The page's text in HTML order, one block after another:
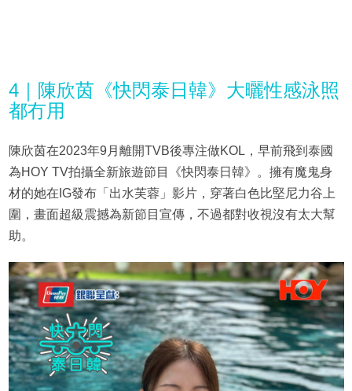
4｜陳欣茵《快閃泰日韓》大曬性感泳照
都冇用
陳欣茵在2023年9月離開TVB後專注做KOL，早前飛到泰國
為HOY TV拍攝全新旅遊節目《快閃泰日韓》。擁有魔鬼身
材的她在IG發布「出水芙蓉」影片，穿著白色比堅尼力谷上
圍，畫面超級震撼為新節目宣傳，不過都對收視沒有太大幫
助。